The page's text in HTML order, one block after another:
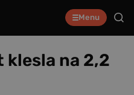
Menu
klesla na 2,2